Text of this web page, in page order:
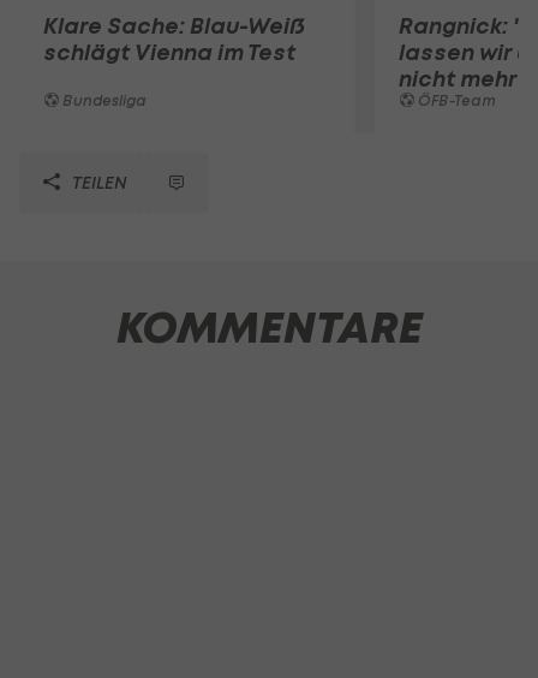
Klare Sache: Blau-Weiß
schlägt Vienna im Test
Bundesliga
Rangnick:
lassen wir
nicht mehr
ÖFB-Team
TEILEN
KOMMENTARE